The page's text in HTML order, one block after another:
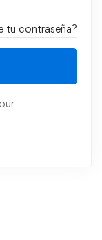
tu contraseña?